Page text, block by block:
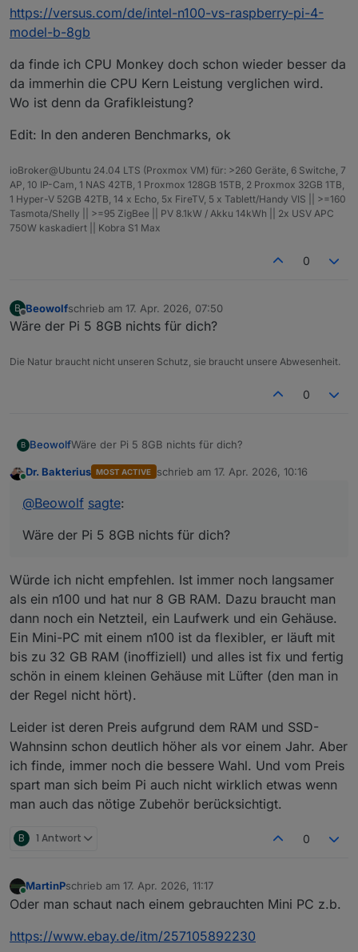
https://versus.com/de/intel-n100-vs-raspberry-pi-4-
model-b-8gb
da finde ich CPU Monkey doch schon wieder besser da
da immerhin die CPU Kern Leistung verglichen wird.
Wo ist denn da Grafikleistung?
Edit: In den anderen Benchmarks, ok
ioBroker@Ubuntu 24.04 LTS (Proxmox VM) für: >260 Geräte, 6 Switche, 7
AP, 10 IP-Cam, 1 NAS 42TB, 1 Proxmox 128GB 15TB, 2 Proxmox 32GB 1TB,
1 Hyper-V 52GB 42TB, 14 x Echo, 5x FireTV, 5 x Tablett/Handy VIS || >=160
Tasmota/Shelly || >=95 ZigBee || PV 8.1kW / Akku 14kWh || 2x USV APC
750W kaskadiert || Kobra S1 Max
0
B
Offline
Beowolfschrieb am 17. Apr. 2026, 07:50
zuletzt editiert von
Wäre der Pi 5 8GB nichts für dich?
Die Natur braucht nicht unseren Schutz, sie braucht unsere Abwesenheit.
0
B BeowolfWäre der Pi 5 8GB nichts für dich?
Dr. Bakterius MOST ACTIVE schrieb am 17. Apr. 2026, 10:16
zuletzt editiert von
@Beowolf sagte:
Wäre der Pi 5 8GB nichts für dich?
Würde ich nicht empfehlen. Ist immer noch langsamer
als ein n100 und hat nur 8 GB RAM. Dazu braucht man
dann noch ein Netzteil, ein Laufwerk und ein Gehäuse.
Ein Mini-PC mit einem n100 ist da flexibler, er läuft mit
bis zu 32 GB RAM (inoffiziell) und alles ist fix und fertig
schön in einem kleinen Gehäuse mit Lüfter (den man in
der Regel nicht hört).
Leider ist deren Preis aufgrund dem RAM und SSD-
Wahnsinn schon deutlich höher als vor einem Jahr. Aber
ich finde, immer noch die bessere Wahl. Und vom Preis
spart man sich beim Pi auch nicht wirklich etwas wenn
man auch das nötige Zubehör berücksichtigt.
B 1 Antwort 0
Online
MartinPschrieb am 17. Apr. 2026, 11:17
zuletzt editiert von
Oder man schaut nach einem gebrauchten Mini PC z.b.
https://www.ebay.de/itm/257105892230